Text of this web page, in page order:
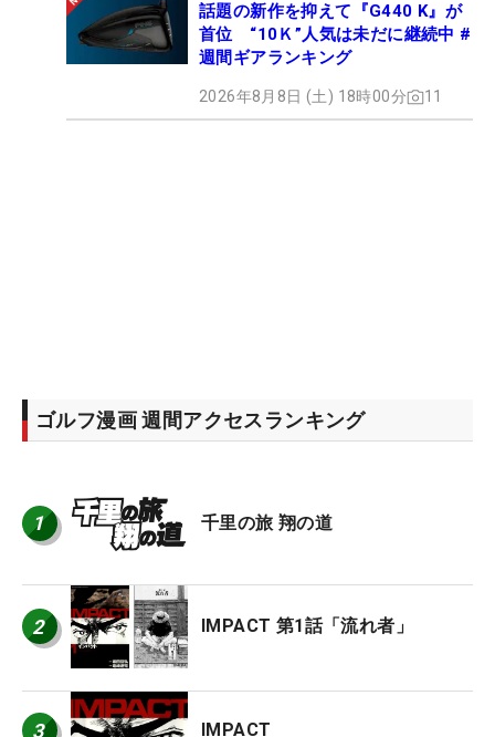
話題の新作を抑えて『G440 K』が
首位 “10Ｋ”人気は未だに継続中 #
週間ギアランキング
2026年8月8日 (土) 18時00分 11
ゴルフ漫画 週間アクセスランキング
1 千里の旅 翔の道
2 IMPACT 第1話「流れ者」
3 IMPACT